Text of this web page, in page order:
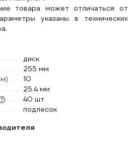
товара может отличаться от
указаны в технических
диск
255 мм
10
25.4 мм
40 шт
подлесок